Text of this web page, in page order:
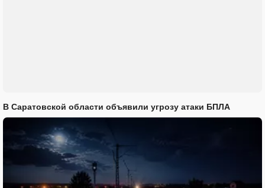
В Саратовской области объявили угрозу атаки БПЛА